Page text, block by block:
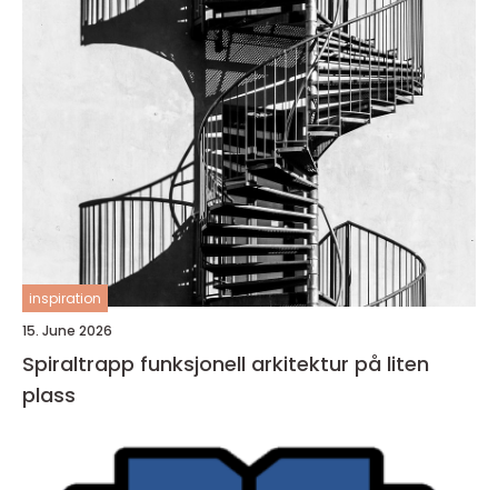
inspiration
15. June 2026
Spiraltrapp funksjonell arkitektur på liten
plass